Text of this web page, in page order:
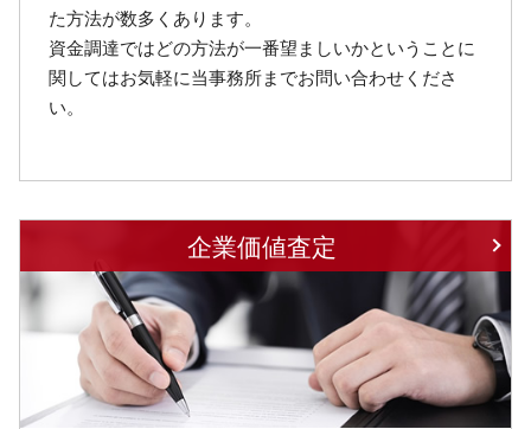
た方法が数多くあります。
資金調達ではどの方法が一番望ましいかということに
関してはお気軽に当事務所までお問い合わせくださ
い。
企業価値査定